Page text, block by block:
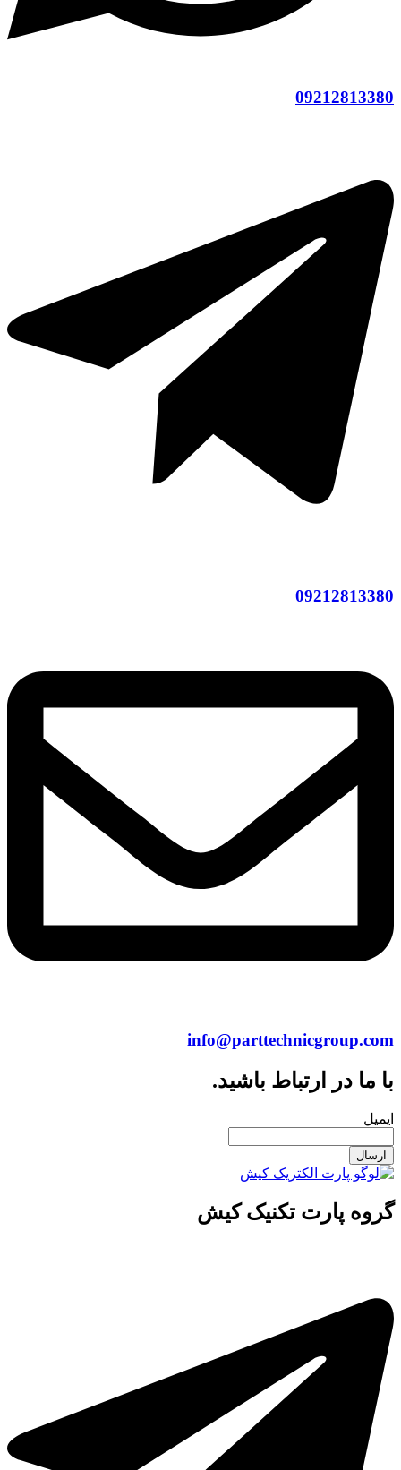
09212813380
09212813380
info@parttechnicgroup.com
با ما در ارتباط باشید.
ایمیل
ارسال
گروه پارت تکنیک کیش